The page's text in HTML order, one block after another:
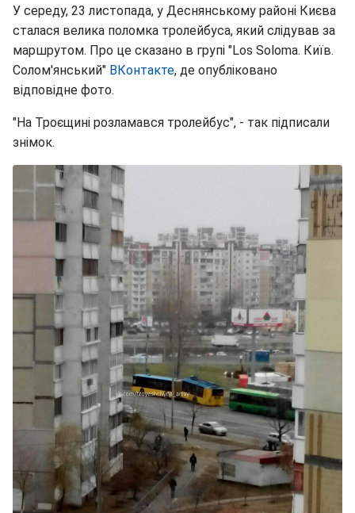
У середу, 23 листопада, у Деснянському районі Києва
сталася велика поломка тролейбуса, який слідував за
маршрутом. Про це сказано в групі "Los Soloma. Київ.
Солом'янський" ВКонтакте, де опубліковано
відповідне фото.
"На Троєщині розламався тролейбус", - так підписали
знімок.